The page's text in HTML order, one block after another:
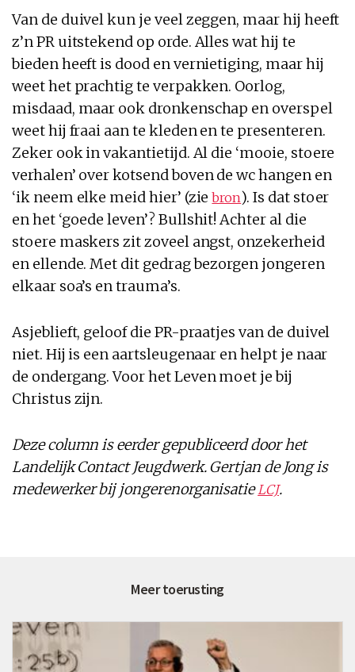
Van de duivel kun je veel zeggen, maar hij heeft
z’n PR uitstekend op orde. Alles wat hij te
bieden heeft is dood en vernietiging, maar hij
weet het prachtig te verpakken. Oorlog,
misdaad, maar ook dronkenschap en overspel
weet hij fraai aan te kleden en te presenteren.
Zeker ook in vakantietijd. Al die ‘mooie, stoere
verhalen’ over kotsend boven de wc hangen en
‘ik neem elke meid hier’ (ziebron). Is dat stoer
en het ‘goede leven’? Bullshit! Achter al die
stoere maskers zit zoveel angst, onzekerheid
en ellende. Met dit gedrag bezorgen jongeren
elkaar soa’s en trauma’s.
Asjeblieft, geloof die PR-praatjes van de duivel
niet. Hij is een aartsleugenaar en helpt je naar
de ondergang. Voor het Leven moet je bij
Christus zijn.
Deze column is eerder gepubliceerd door het
Landelijk Contact Jeugdwerk. Gertjan de Jong is
medewerker bij jongerenorganisatie LCJ.
Meer toerusting